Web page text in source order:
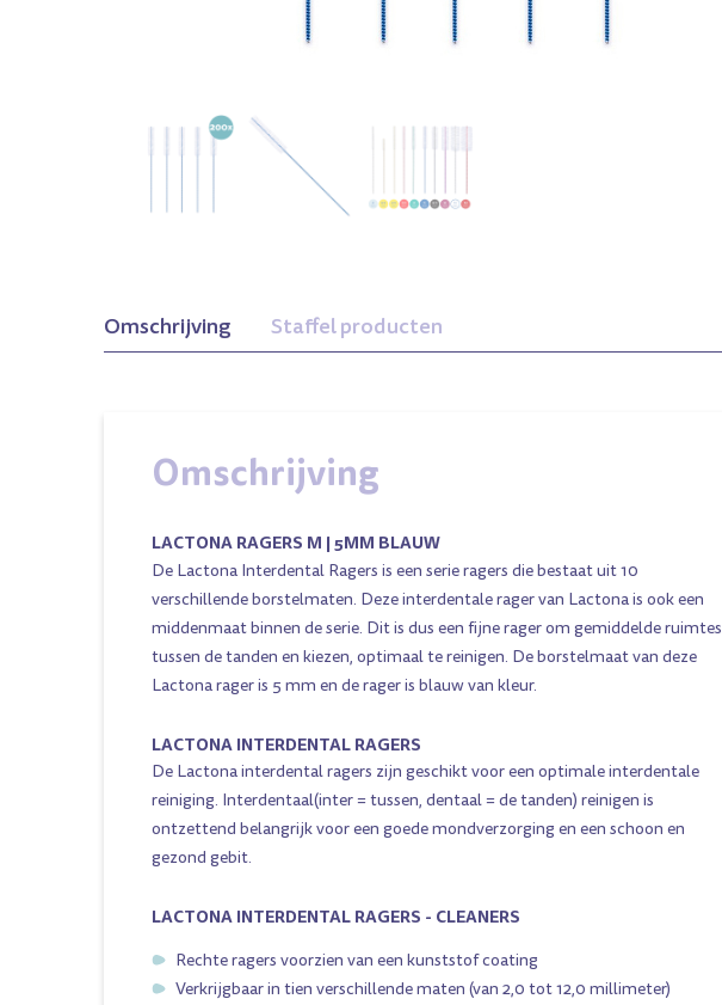
12mm
Omschrijving Staffel producten
Omschrijving
LACTONA RAGERS M | 5MM BLAUW
De Lactona Interdental Ragers is een serie ragers die bestaat uit 10
verschillende borstelmaten. Deze interdentale rager van Lactona is ook een
middenmaat binnen de serie. Dit is dus een fijne rager om gemiddelde ruimtes
tussen de tanden en kiezen, optimaal te reinigen. De borstelmaat van deze
Lactona rager is 5 mm en de rager is blauw van kleur.
LACTONA INTERDENTAL RAGERS
De Lactona interdental ragers zijn geschikt voor een optimale interdentale
reiniging. Interdentaal(inter = tussen, dentaal = de tanden) reinigen is
ontzettend belangrijk voor een goede mondverzorging en een schoon en
gezond gebit.
LACTONA INTERDENTAL RAGERS - CLEANERS
Rechte ragers voorzien van een kunststof coating
Verkrijgbaar in tien verschillende maten (van 2,0 tot 12,0 millimeter)